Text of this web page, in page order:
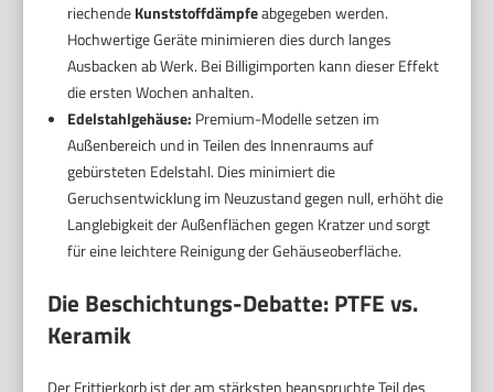
riechendeKunststoffdämpfeabgegeben werden.
Hochwertige Geräte minimieren dies durch langes
Ausbacken ab Werk. Bei Billigimporten kann dieser Effekt
die ersten Wochen anhalten.
Edelstahlgehäuse: Premium-Modelle setzen im
Außenbereich und in Teilen des Innenraums auf
gebürsteten Edelstahl. Dies minimiert die
Geruchsentwicklung im Neuzustand gegen null, erhöht die
Langlebigkeit der Außenflächen gegen Kratzer und sorgt
für eine leichtere Reinigung der Gehäuseoberfläche.
Die Beschichtungs-Debatte: PTFE vs.
Keramik
Der Frittierkorb ist der am stärksten beanspruchte Teil des